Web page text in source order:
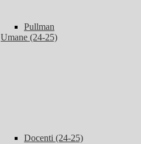
Pullman
Umane (24-25)
Docenti (24-25)